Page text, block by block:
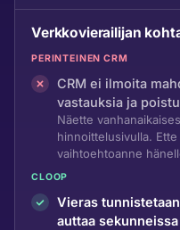
Verkkovierailijan
PERINTEINEN CRM
CRM ei ilmoita
vastauksia ja
Näette
hinnoittelusivulla.
vaihtoehtoanne
CLOOP
Vieras
auttaa